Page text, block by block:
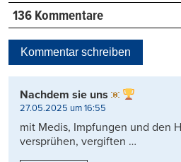
136 Kommentare
Kommentar schreiben
Nachdem sie uns
27.05.2025 um 16:55
mit Medis, Impfungen und den
versprühen, vergiften …